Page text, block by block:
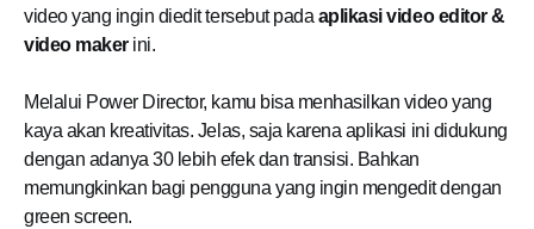
video yang ingin diedit tersebut pada aplikasi video editor &
video makerini.
Melalui Power Director, kamu bisa menhasilkan video yang
kaya akan kreativitas. Jelas, saja karena aplikasi ini didukung
dengan adanya 30 lebih efek dan transisi. Bahkan
memungkinkan bagi pengguna yang ingin mengedit dengan
green screen.